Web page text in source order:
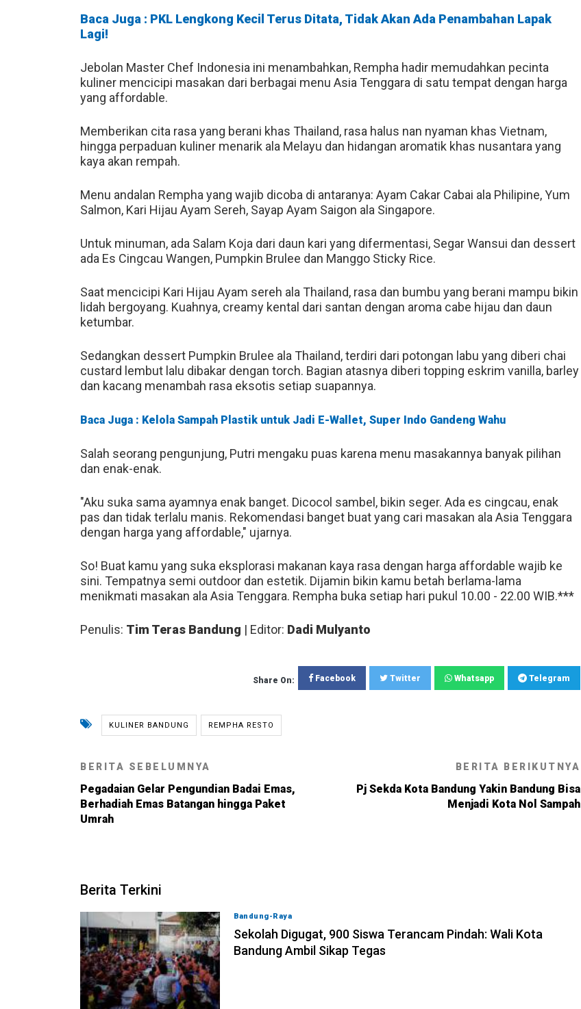
Baca Juga : PKL Lengkong Kecil Terus Ditata, Tidak Akan Ada Penambahan Lapak
Lagi!
Jebolan Master Chef Indonesia ini menambahkan, Rempha hadir memudahkan pecinta
kuliner mencicipi masakan dari berbagai menu Asia Tenggara di satu tempat dengan harga
yang affordable.
Memberikan cita rasa yang berani khas Thailand, rasa halus nan nyaman khas Vietnam,
hingga perpaduan kuliner menarik ala Melayu dan hidangan aromatik khas nusantara yang
kaya akan rempah.
Menu andalan Rempha yang wajib dicoba di antaranya: Ayam Cakar Cabai ala Philipine, Yum
Salmon, Kari Hijau Ayam Sereh, Sayap Ayam Saigon ala Singapore.
Untuk minuman, ada Salam Koja dari daun kari yang difermentasi, Segar Wansui dan dessert
ada Es Cingcau Wangen, Pumpkin Brulee dan Manggo Sticky Rice.
Saat mencicipi Kari Hijau Ayam sereh ala Thailand, rasa dan bumbu yang berani mampu bikin
lidah bergoyang. Kuahnya, creamy kental dari santan dengan aroma cabe hijau dan daun
ketumbar.
Sedangkan dessert Pumpkin Brulee ala Thailand, terdiri dari potongan labu yang diberi chai
custard lembut lalu dibakar dengan torch. Bagian atasnya diberi topping eskrim vanilla, barley
dan kacang menambah rasa eksotis setiap suapannya.
Baca Juga : Kelola Sampah Plastik untuk Jadi E-Wallet, Super Indo Gandeng Wahu
Salah seorang pengunjung, Putri mengaku puas karena menu masakannya banyak pilihan
dan enak-enak.
"Aku suka sama ayamnya enak banget. Dicocol sambel, bikin seger. Ada es cingcau, enak
pas dan tidak terlalu manis. Rekomendasi banget buat yang cari masakan ala Asia Tenggara
dengan harga yang affordable," ujarnya.
So! Buat kamu yang suka eksplorasi makanan kaya rasa dengan harga affordable wajib ke
sini. Tempatnya semi outdoor dan estetik. Dijamin bikin kamu betah berlama-lama
menikmati masakan ala Asia Tenggara. Rempha buka setiap hari pukul 10.00 - 22.00 WIB.***
Penulis: Tim Teras Bandung | Editor: Dadi Mulyanto
Share On: Facebook Twitter Whatsapp Telegram
KULINER BANDUNG REMPHA RESTO
BERITA SEBELUMNYA
Pegadaian Gelar Pengundian Badai Emas,
Berhadiah Emas Batangan hingga Paket
Umrah
BERITA BERIKUTNYA
Pj Sekda Kota Bandung Yakin Bandung Bisa
Menjadi Kota Nol Sampah
Berita Terkini
Bandung-Raya
Sekolah Digugat, 900 Siswa Terancam Pindah: Wali Kota
Bandung Ambil Sikap Tegas